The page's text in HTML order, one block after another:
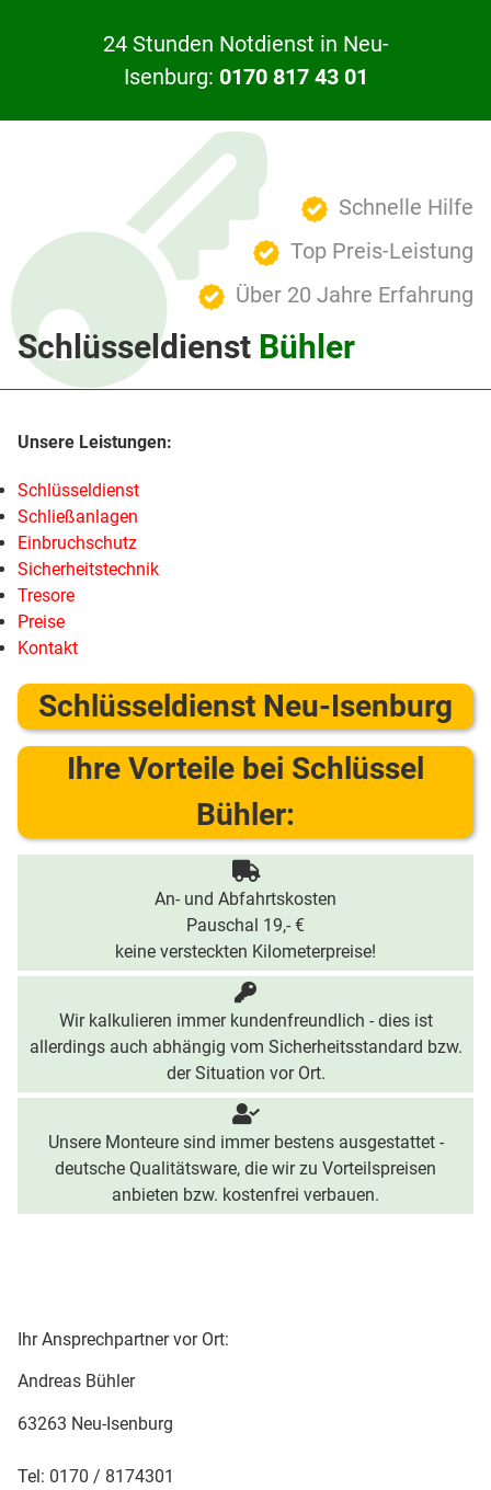
24 Stunden Notdienst in Neu-
Isenburg: 0170 817 43 01
Schnelle Hilfe
Top Preis-Leistung
Über 20 Jahre Erfahrung
Schlüsseldienst Bühler
Schlüsseldienst
Schließanlagen
Einbruchschutz
Sicherheitstechnik
Tresore
Preise
Kontakt
Schlüsseldienst Neu-Isenburg
Ihre Vorteile bei Schlüssel
Bühler:
An- und Abfahrtskosten
Pauschal 19,- €
keine versteckten Kilometerpreise!
Wir kalkulieren immer kundenfreundlich - dies ist
allerdings auch abhängig vom Sicherheitsstandard bzw.
der Situation vor Ort.
Unsere Monteure sind immer bestens ausgestattet -
deutsche Qualitätsware, die wir zu Vorteilspreisen
anbieten bzw. kostenfrei verbauen.
Ihr Ansprechpartner vor Ort:
Andreas Bühler
63263 Neu-Isenburg
Tel: 0170 / 8174301